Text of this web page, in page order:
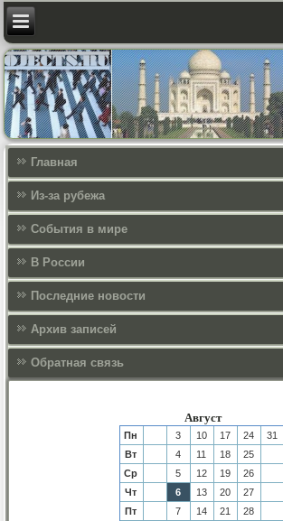
Главная
Из-за рубежа
События в мире
В России
Последние новости
Архив записей
Обратная связь
Август
Пн 3 10 17 24
31
Вт
4 11 18
25
Ср
5 12 19
26
Чт
6 13 20
27
Пт
7 14 21
28